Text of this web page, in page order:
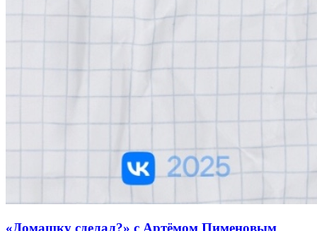
«Домашку сделал?» с Артёмом Пименовым